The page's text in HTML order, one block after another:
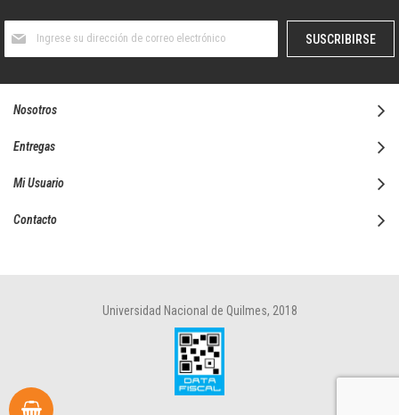
boletín
SUSCRIBIRSE
Nosotros
Entregas
Mi Usuario
Contacto
Universidad Nacional de Quilmes, 2018